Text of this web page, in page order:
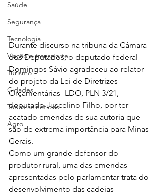
Saúde
Segurança
Tecnologia
Viação e transporte
Turismo
Cidades
Todas as notícias
Agro
Durante discurso na tribuna da Câmara
dos Deputados, o deputado federal
Domingos Sávio agradeceu ao relator
do projeto da Lei de Diretrizes
Orçamentárias- LDO, PLN 3/21,
deputado Juscelino Filho, por ter
acatado emendas de sua autoria que
são de extrema importância para Minas
Gerais.
Como um grande defensor do
produtor rural, uma das emendas
apresentadas pelo parlamentar trata do
desenvolvimento das cadeias